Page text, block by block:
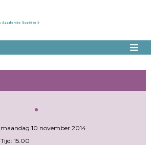
maandag 10 november 2014
Tijd: 15.00